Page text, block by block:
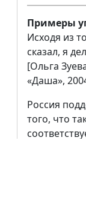
Примеры
Исходя из
сказал, я
[Ольга
«Даша»,
Россия
того, что